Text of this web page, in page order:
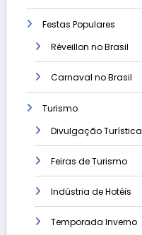
Festas Populares
Réveillon no Brasil
Carnaval no Brasil
Turismo
Divulgação Turística
Feiras de Turismo
Indústria de Hotéis
Temporada Inverno